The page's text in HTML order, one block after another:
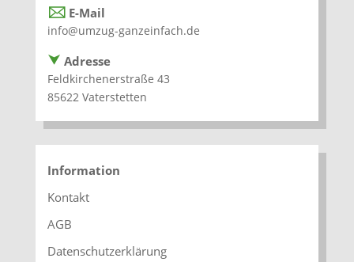
🖂 E-Mail
info@umzug-ganzeinfach.de
⮟ Adresse
Feldkirchenerstraße 43
85622 Vaterstetten
Information
Kontakt
AGB
Datenschutzerklärung